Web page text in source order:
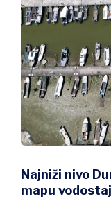
Tropski talas
da se zaštitite